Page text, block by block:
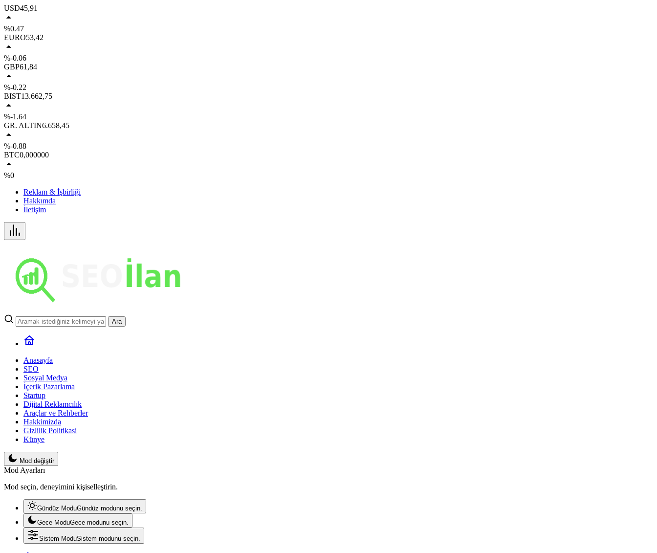
USD45,91
%0.47
EURO53,42
%-0.06
GBP61,84
%-0.22
BIST13.662,75
%-1.64
GR. ALTIN6.658,45
%-0.88
BTC0,000000
%0
Reklam & İşbirliği
Hakkımda
İletişim
Ara
Anasayfa
SEO
Sosyal Medya
İçerik Pazarlama
Startup
Dijital Reklamcılık
Araçlar ve Rehberler
Hakkimizda
Gizlilik Politikasi
Künye
Mod değiştir
Mod Ayarları
Mod seçin, deneyimini kişiselleştirin.
Gündüz ModuGündüz modunu seçin.
Gece ModuGece modunu seçin.
Sistem ModuSistem modunu seçin.